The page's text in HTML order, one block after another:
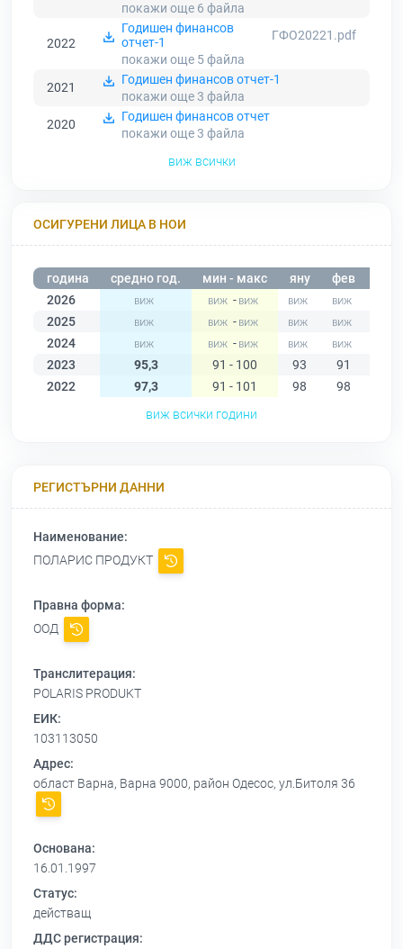
покажи още 6 файла
2022
Годишен финансов
отчет-1
ГФО20221.pdf
покажи още 5файла
2021
Годишен финансов отчет-1
покажи още 3 файла
2020
Годишен финансов отчет
покажи още 3 файла
виж всички
ОСИГУРЕНИ ЛИЦА В НОИ
година средно год. мин - макс яну фев
2026
-
2025
-
2024
-
2023
95,3 91 - 100 93 91
2022
97,3 91 - 101 98 98
виж всички години
РЕГИСТЪРНИ ДАННИ
Наименование:
ПОЛАРИС ПРОДУКТ
Правна форма:
ООД
Транслитерация:
POLARIS PRODUKT
ЕИК:
103113050
Адрес:
област Варна, Варна 9000, район Одесос, ул.Битоля 36
Основана:
16.01.1997
Статус:
действащ
ДДС регистрация: